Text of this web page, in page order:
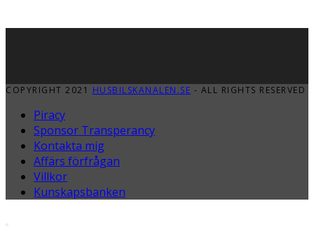
COPYRIGHT 2021 HUSBILSKANALEN.SE - ALL RIGHTS RESERVED
Piracy
Sponsor Transperancy
Kontakta mig
Affärs förfrågan
Villkor
Kunskapsbanken